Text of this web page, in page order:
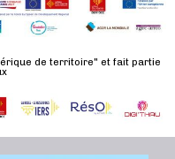
de territoire" et fait partie